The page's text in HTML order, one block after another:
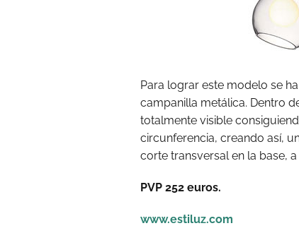
Para lograr este modelo se
campanilla metálica. Dentro
totalmente visible
circunferencia, creando así,
corte transversal en la base,
PVP 252 euros.
www.estiluz.com